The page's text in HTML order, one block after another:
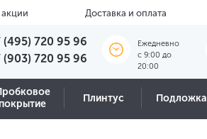
Доставка и оплата
(495) 720 95 96
(903) 720 95 96
Ежедневно
c 9:00 до
20:00
покрытие
Плинтус Подложка